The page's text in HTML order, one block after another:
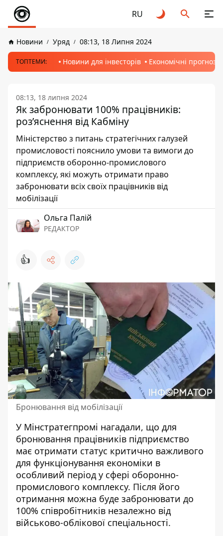
RU
Новини Уряд 08:13, 18 Липня 2024
ТОПТЕМИ: Новини для інвесторів Економічні прогнози
08:13, 18 липня 2024
Як забронювати 100% працівників:
роз’яснення від Кабміну
Міністерство з питань стратегічних галузей
промисловості пояснило умови та вимоги до
підприємств оборонно-промислового
комплексу, які можуть отримати право
забронювати всіх своїх працівників від
мобілізації
Ольга Палій
РЕДАКТОР
👍
Бронювання від мобілізації
У Мінстратегпромі нагадали, що для
бронювання працівників підприємство
має отримати статус критично важливого
для функціонування економіки в
особливий період у сфері оборонно-
промислового комплексу. Після його
отримання можна буде забронювати до
100% співробітників незалежно від
військово-облікової спеціальності.